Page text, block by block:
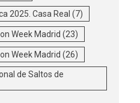
2025. Casa Real (7)
Week Madrid (23)
Week Madrid (26)
de Saltos de